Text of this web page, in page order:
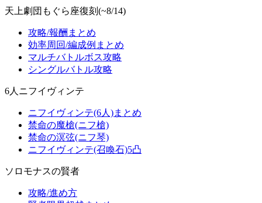
天上劇団もぐら座復刻(~8/14)
攻略/報酬まとめ
効率周回/編成例まとめ
マルチバトルボス攻略
シングルバトル攻略
6人ニフイヴィンテ
ニフイヴィンテ(6人)まとめ
禁命の魔槍(ニフ槍)
禁命の溟弦(ニフ琴)
ニフイヴィンテ(召喚石)5凸
ソロモナスの賢者
攻略/進め方